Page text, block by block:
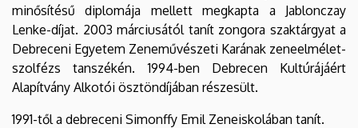
minősítésű diplomája mellett megkapta a Jablonczay
Lenke-díjat. 2003 márciusától tanít zongora szaktárgyat a
Debreceni Egyetem Zeneművészeti Karának zeneelmélet-
szolfézs tanszékén. 1994-ben Debrecen Kultúrájáért
Alapítvány Alkotói ösztöndíjában részesült.
1991-től a debreceni Simonffy Emil Zeneiskolában tanít.